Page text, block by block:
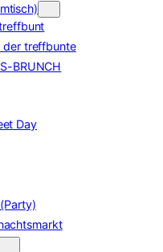
der treffbunte
BRUNCH
Day